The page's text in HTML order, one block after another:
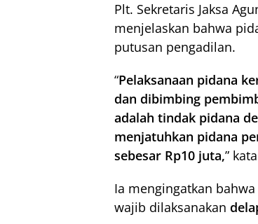
Plt. Sekretaris Jaksa
menjelaskan bahwa
putusan pengadilan.
“Pelaksanaan pidana
dan dibimbing
adalah tindak pidana
menjatuhkan pidana
sebesar Rp10 juta,”
Ia mengingatkan
wajib dilaksanakan